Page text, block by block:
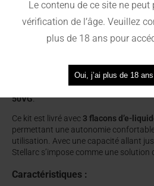
une vape fruitée, riche et parfaitement
amateurs de saveurs intenses.
Issue du savoir-faire de JNR, la
restitution constante des saveurs
intégrée. Le pod remplissable est
en sels de nicotine 20 mgainsi
50VG.
Ce kit est livré avec 3 flacons d’e-
permettant une autonomie
utilisation. Avec une capacité allant
Stellarc s’impose comme une
Caractéristiques :
Le contenu de ce site ne
vérification de l’âge. Veuillez
plus de 18 ans pour
Oui, j’ai plus de 18 ans